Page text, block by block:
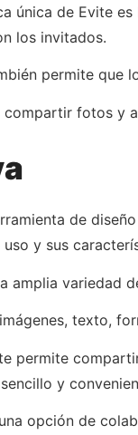
única de Evite
los invitados.
permite que
compartir fotos y
de
y sus
amplia variedad
texto,
permite
y
opción de